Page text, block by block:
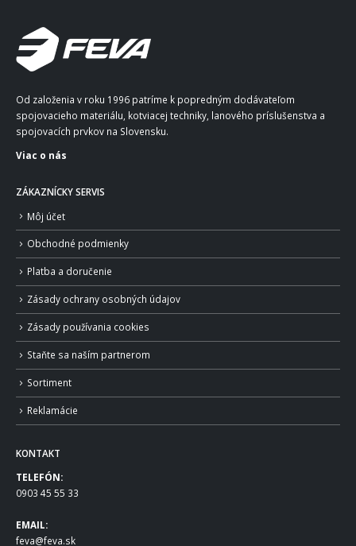
Od založenia v roku 1996 patríme k popredným dodávateľom
spojovacieho materiálu, kotviacej techniky, lanového príslušenstva a
spojovacích prvkov na Slovensku.
Viac o nás
ZÁKAZNÍCKY SERVIS
Môj účet
Obchodné podmienky
Platba a doručenie
Zásady ochrany osobných údajov
Zásady používania cookies
Staňte sa naším partnerom
Sortiment
Reklamácie
KONTAKT
TELEFÓN:
0903 45 55 33
EMAIL:
feva@feva.sk